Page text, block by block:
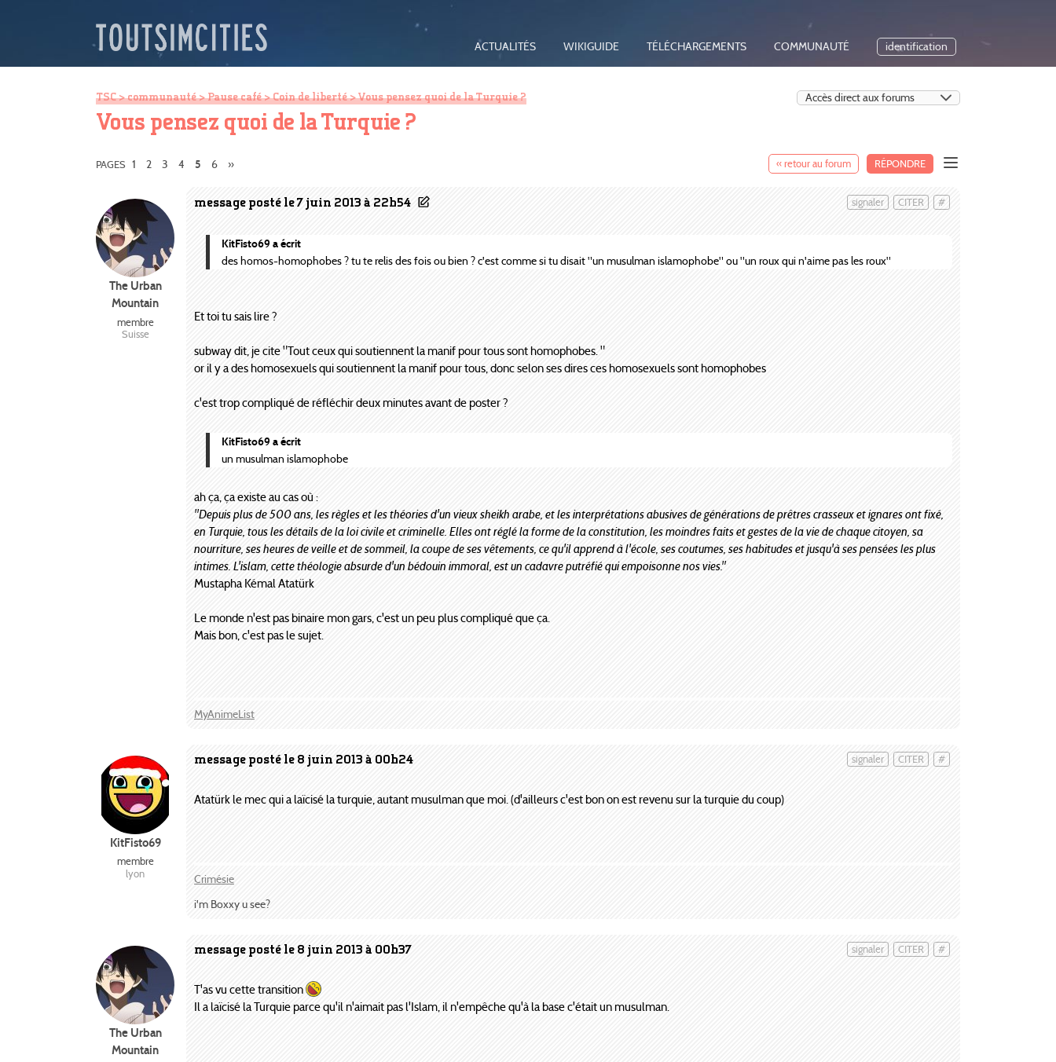
ACTUALITÉS WIKIGUIDE TÉLÉCHARGEMENTS COMMUNAUTÉ identification
TSC>communauté>Pause café>Coin de liberté> Vous pensez quoi de la Turquie ?
Vous pensez quoi de la Turquie ?
« retour au forum RÉPONDRE
PAGES 1 2 3 4 5 6 »
message posté le 7 juin 2013 à 22h54 #
CITER
signaler
The Urban
Mountain
membre
Suisse
KitFisto69 a écrit
des homos-homophobes ? tu te relis des fois ou bien ? c'est comme si tu disait "un musulman islamophobe" ou "un roux qui n'aime pas les roux"
Et toi tu sais lire ?
subway dit, je cite "Tout ceux qui soutiennent la manif pour tous sont homophobes. "
or il y a des homosexuels qui soutiennent la manif pour tous, donc selon ses dires ces homosexuels sont homophobes
c'est trop compliqué de réfléchir deux minutes avant de poster ?
KitFisto69 a écrit
un musulman islamophobe
ah ça, ça existe au cas où :
"Depuis plus de 500 ans, les règles et les théories d'un vieux sheikh arabe, et les interprétations abusives de générations de prêtres crasseux et ignares ont fixé,
en Turquie, tous les détails de la loi civile et criminelle. Elles ont réglé la forme de la constitution, les moindres faits et gestes de la vie de chaque citoyen, sa
nourriture, ses heures de veille et de sommeil, la coupe de ses vêtements, ce qu'il apprend à l'école, ses coutumes, ses habitudes et jusqu'à ses pensées les plus
intimes. L'islam, cette théologie absurde d'un bédouin immoral, est un cadavre putréfié qui empoisonne nos vies."
Mustapha Kémal Atatürk
Le monde n'est pas binaire mon gars, c'est un peu plus compliqué que ça.
Mais bon, c'est pas le sujet.
MyAnimeList
message posté le 8 juin 2013 à 00h24 #
CITER
signaler
KitFisto69
membre
lyon
Atatürk le mec qui a laïcisé la turquie, autant musulman que moi. (d'ailleurs c'est bon on est revenu sur la turquie du coup)
Crimésie
i'm Boxxy u see?
message posté le 8 juin 2013 à 00h37 #
CITER
signaler
The Urban
Mountain
T'as vu cette transition
Il a laïcisé la Turquie parce qu'il n'aimait pas l'Islam, il n'empêche qu'à la base c'était un musulman.